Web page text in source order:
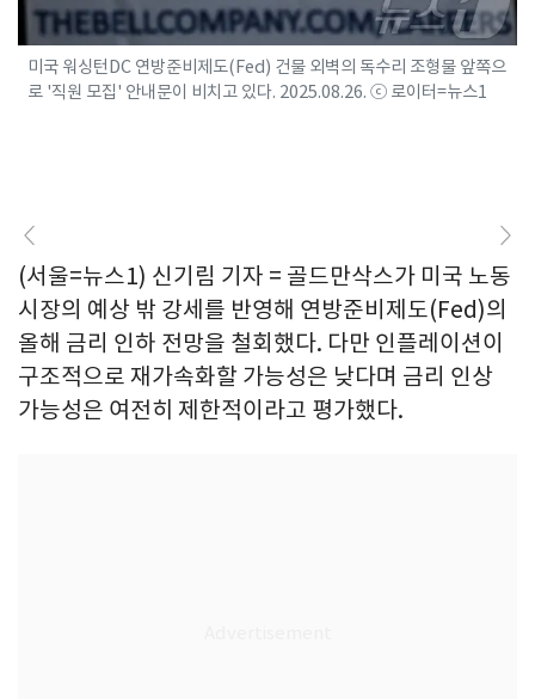
미국 워싱턴DC 연방준비제도(Fed) 건물 외벽의 독수리 조형물 앞쪽으
로 '직원 모집' 안내문이 비치고 있다. 2025.08.26. ⓒ 로이터=뉴스1
(서울=뉴스1) 신기림 기자 = 골드만삭스가 미국 노동
시장의 예상 밖 강세를 반영해 연방준비제도(Fed)의
올해 금리 인하 전망을 철회했다. 다만 인플레이션이
구조적으로 재가속화할 가능성은 낮다며 금리 인상
가능성은 여전히 제한적이라고 평가했다.